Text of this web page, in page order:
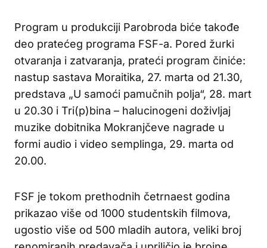
Program u produkciji Parobroda biće takođe
deo pratećeg programa FSF-a. Pored žurki
otvaranja i zatvaranja, prateći program činiće:
nastup sastava Moraitika, 27. marta od 21.30,
predstava „U samoći pamučnih polja“, 28. mart
u 20.30 i Tri(p)bina – halucinogeni doživljaj
muzike dobitnika Mokranjčeve nagrade u
formi audio i video semplinga, 29. marta od
20.00.
FSF je tokom prethodnih četrnaest godina
prikazao više od 1000 studentskih filmova,
ugostio više od 500 mladih autora, veliki broj